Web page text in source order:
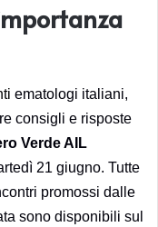
ematologi italiani,
consigli e risposte
Verde AIL
21 giugno. Tutte
promossi dalle
sono disponibili sul